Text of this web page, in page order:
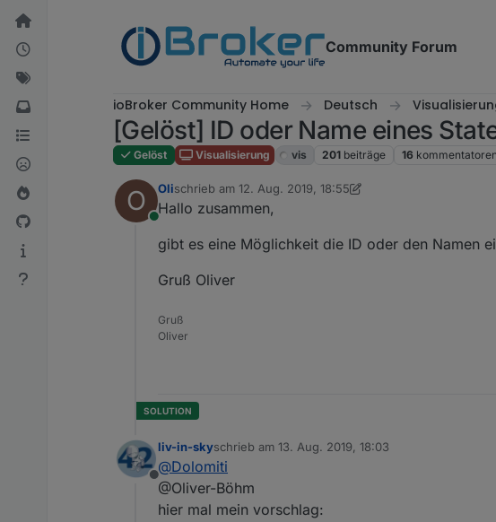
Weiter zum Inhalt
Community Forum
ioBroker Community Home Deutsch
[Gelöst] ID oder Name eines
Gelöst Visualisierung vis 201 beiträge 16 kommentatoren
O
Online
Olischrieb am 12. Aug. 2019, 18:55
zuletzt editiert von Oli
Hallo zusammen,
gibt es eine Möglichkeit die ID oder den Namen
Gruß Oliver
Gruß
Oliver
Offline
liv-in-skyschrieb am 13. Aug. 2019, 18:03
zuletzt editiert von
@Dolomiti
@Oliver-Böhm
hier mal mein vorschlag: